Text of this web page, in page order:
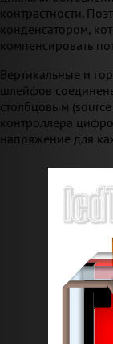
контрастности.
конденсатором,
компенсировать
Вертикальные и
шлейфов
столбцовым
контроллера
напряжение для